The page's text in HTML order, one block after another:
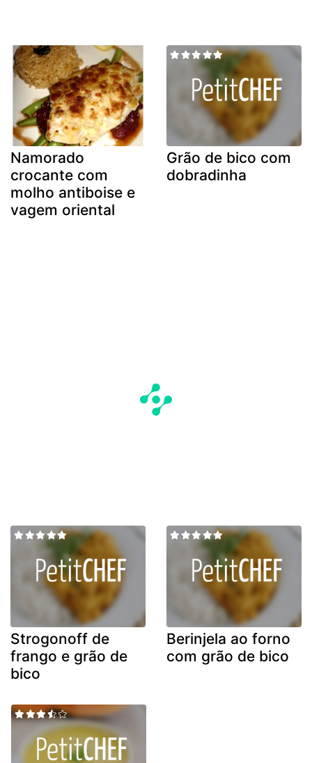
Namorado
crocante com
molho antiboise e
vagem oriental
Grão de bico com
dobradinha
Strogonoff de
frango e grão de
bico
Berinjela ao forno
com grão de bico